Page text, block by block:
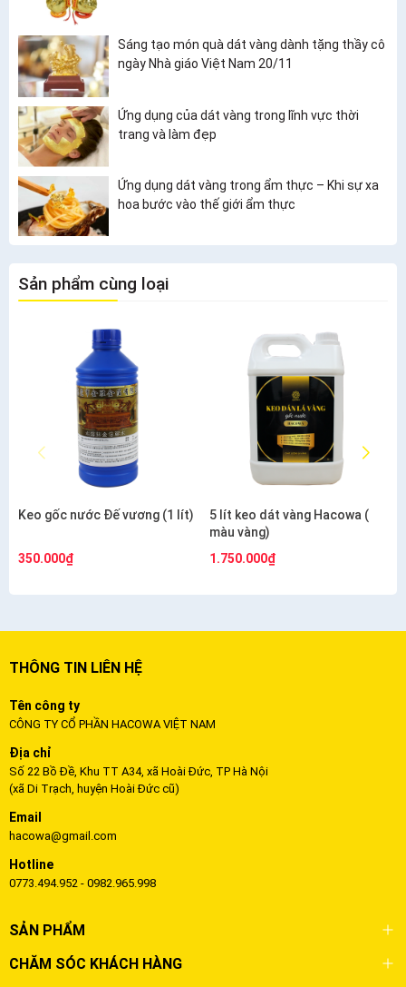
Sáng tạo món quà dát vàng dành tặng thầy cô
ngày Nhà giáo Việt Nam 20/11
Ứng dụng của dát vàng trong lĩnh vực thời
trang và làm đẹp
Ứng dụng dát vàng trong ẩm thực – Khi sự xa
hoa bước vào thế giới ẩm thực
Sản phẩm cùng loại
Keo gốc nước Đế vương (1 lít)
350.000₫
5 lít keo dát vàng Hacowa (
màu vàng)
1.750.000₫
THÔNG TIN LIÊN HỆ
Tên công ty
CÔNG TY CỔ PHẦN HACOWA VIỆT NAM
Địa chỉ
Số 22 Bồ Đề, Khu TT A34, xã Hoài Đức, TP Hà Nội
(xã Di Trạch, huyện Hoài Đức cũ)
Email
hacowa@gmail.com
Hotline
0773.494.952 - 0982.965.998
SẢN PHẨM
CHĂM SÓC KHÁCH HÀNG